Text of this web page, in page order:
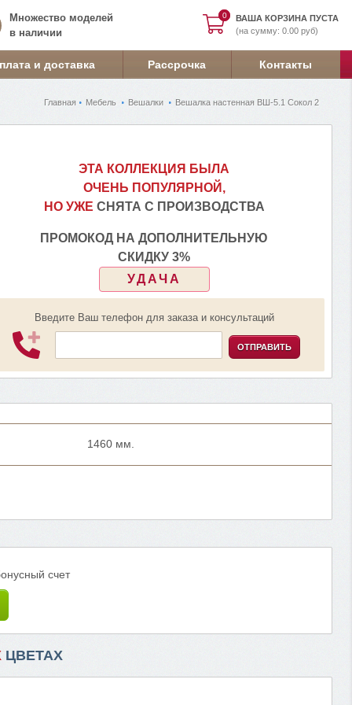
0
0
ВАША КОРЗИНА ПУСТА
(на сумму: 0.00 руб)
Множество моделей
в наличии
и доставка Рассрочка Контакты
Главная Мебель Вешалки Вешалка настенная ВШ-5.1 Сокол 2
ЭТА КОЛЛЕКЦИЯ БЫЛА
ОЧЕНЬ ПОПУЛЯРНОЙ,
НО УЖЕ СНЯТА С ПРОИЗВОДСТВА
ПРОМОКОД НА ДОПОЛНИТЕЛЬНУЮ
СКИДКУ 3%
УДАЧА
Введите Ваш телефон для заказа и консультаций
ОТПРАВИТЬ
1460 мм.
счет
ЦВЕТАХ